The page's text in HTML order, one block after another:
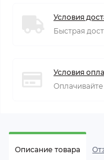
Условия
Быстрая
Условия
Описание товара